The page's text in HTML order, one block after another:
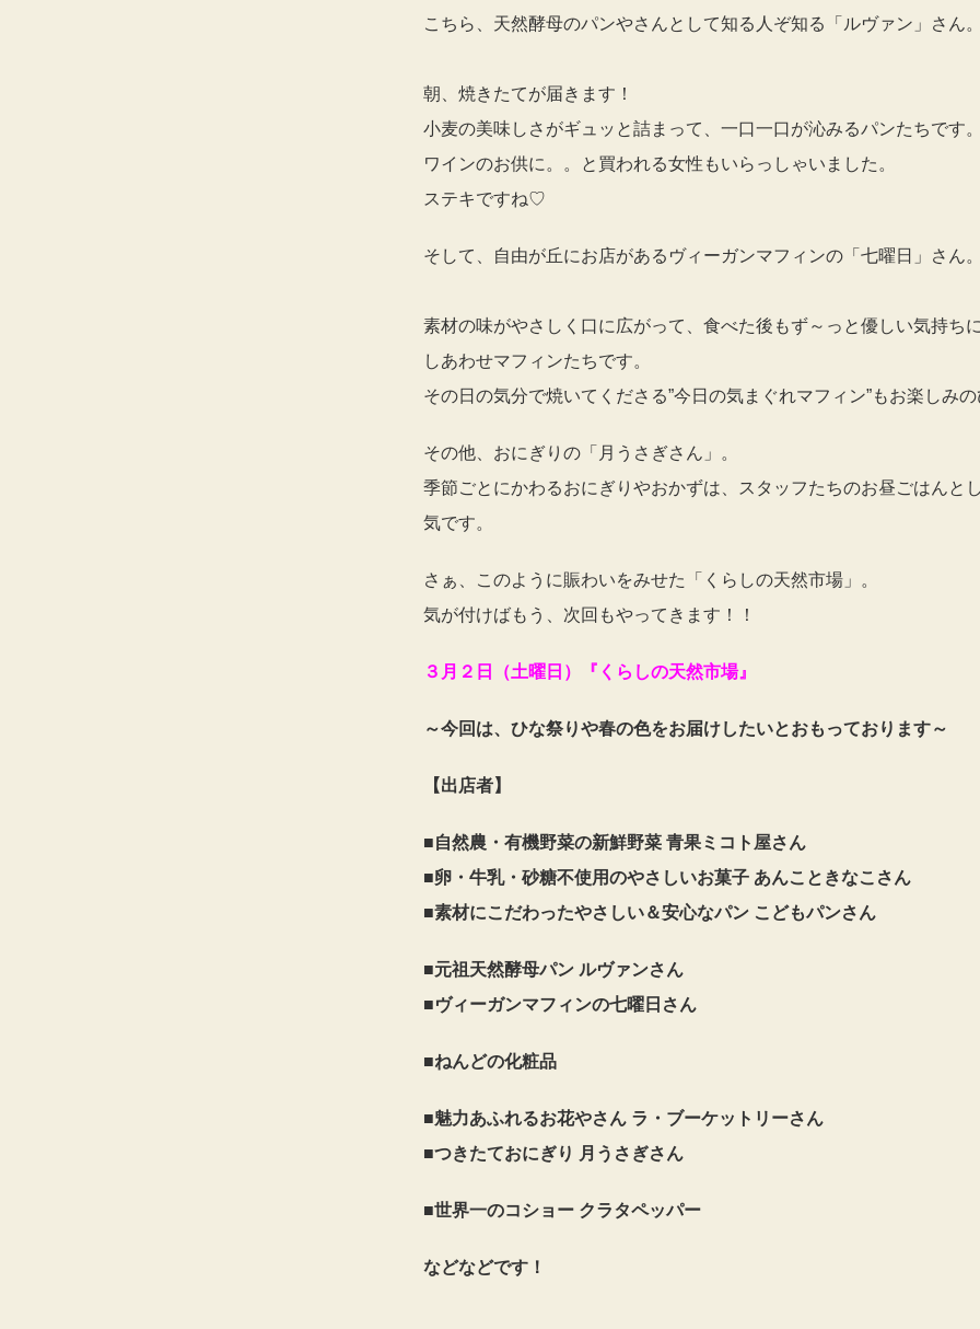
こちら、天然酵母のパンやさんとして知る人ぞ知る「ルヴァン」さん。
朝、焼きたてが届きます！
小麦の美味しさがギュッと詰まって、一口一口が沁みるパンたちです。
ワインのお供に。。と買われる女性もいらっしゃいました。
ステキですね♡
そして、自由が丘にお店があるヴィーガンマフィンの「七曜日」さん。
素材の味がやさしく口に広がって、食べた後もず～っと優しい気持ちに
しあわせマフィンたちです。
その日の気分で焼いてくださる”今日の気まぐれマフィン”もお楽しみの
その他、おにぎりの「月うさぎさん」。
季節ごとにかわるおにぎりやおかずは、スタッフたちのお昼ごはんと
気です。
さぁ、このように賑わいをみせた「くらしの天然市場」。
気が付けばもう、次回もやってきます！！
３月２日（土曜日）『くらしの天然市場』
～今回は、ひな祭りや春の色をお届けしたいとおもっております～
【出店者】
■自然農・有機野菜の新鮮野菜 青果ミコト屋さん
■卵・牛乳・砂糖不使用のやさしいお菓子 あんこときなこさん
■素材にこだわったやさしい＆安心なパン こどもパンさん
■元祖天然酵母パン ルヴァンさん
■ヴィーガンマフィンの七曜日さん
■ねんどの化粧品
■魅力あふれるお花やさん ラ・ブーケットリーさん
■つきたておにぎり 月うさぎさん
■世界一のコショー クラタペッパー
などなどです！